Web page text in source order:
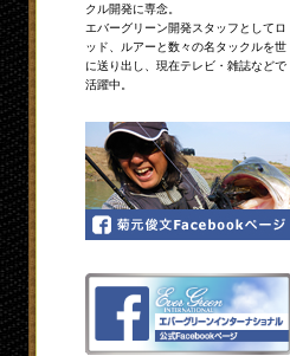
クル開発に専念。
エバーグリーン開発スタッフとしてロ
ッド、ルアーと数々の名タックルを世
に送り出し、現在テレビ・雑誌などで
活躍中。